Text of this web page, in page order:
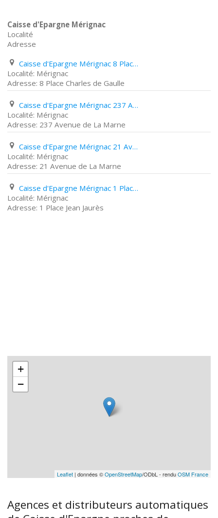
Caisse d'Epargne Mérignac
Localité
Adresse
Caisse d'Epargne Mérignac 8 Place Charles de Gaulle
Mérignac
8 Place Charles de Gaulle
Caisse d'Epargne Mérignac 237 Avenue de La Marne
Mérignac
237 Avenue de La Marne
Caisse d'Epargne Mérignac 21 Avenue de La Marne
Mérignac
21 Avenue de La Marne
Caisse d'Epargne Mérignac 1 Place Jean Jaurès
Mérignac
1 Place Jean Jaurès
+
−
Leaflet | données ©OpenStreetMap/ODbL - renduOSM France
Agences et distributeurs automatiques